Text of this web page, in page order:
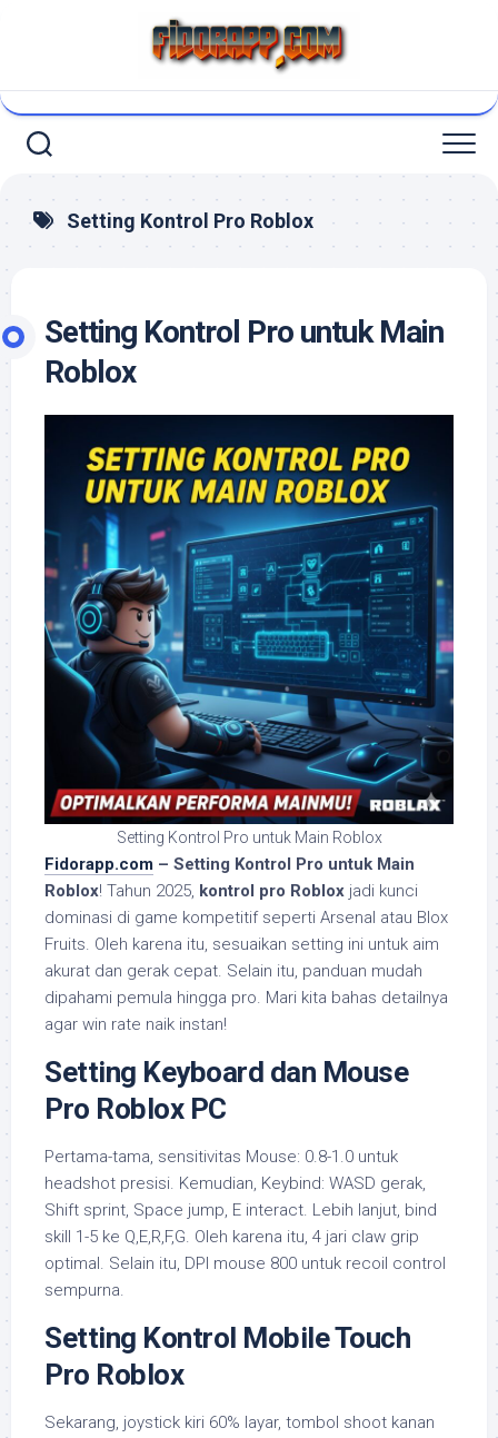
Setting Kontrol Pro Roblox
Setting Kontrol Pro untuk Main
Roblox
Setting Kontrol Pro untuk Main Roblox
Fidorapp.com – Setting Kontrol Pro untuk Main
Roblox! Tahun 2025, kontrol pro Roblox jadi kunci
dominasi di game kompetitif seperti Arsenal atau Blox
Fruits. Oleh karena itu, sesuaikan setting ini untuk aim
akurat dan gerak cepat. Selain itu, panduan mudah
dipahami pemula hingga pro. Mari kita bahas detailnya
agar win rate naik instan!
Setting Keyboard dan Mouse
Pro Roblox PC
Pertama-tama, sensitivitas Mouse: 0.8-1.0 untuk
headshot presisi. Kemudian, Keybind: WASD gerak,
Shift sprint, Space jump, E interact. Lebih lanjut, bind
skill 1-5 ke Q,E,R,F,G. Oleh karena itu, 4 jari claw grip
optimal. Selain itu, DPI mouse 800 untuk recoil control
sempurna.
Setting Kontrol Mobile Touch
Pro Roblox
Sekarang, joystick kiri 60% layar, tombol shoot kanan